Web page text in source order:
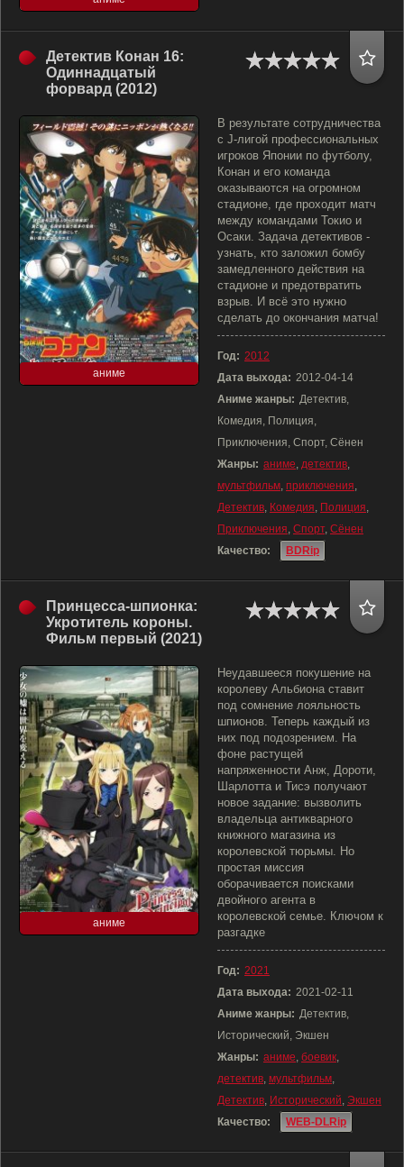
Детектив Конан 16:
Одиннадцатый
форвард (2012)
аниме
В результате сотрудничества
с J-лигой профессиональных
игроков Японии по футболу,
Конан и его команда
оказываются на огромном
стадионе, где проходит матч
между командами Токио и
Осаки. Задача детективов -
узнать, кто заложил бомбу
замедленного действия на
стадионе и предотвратить
взрыв. И всё это нужно
сделать до окончания матча!
Год: 2012
Дата выхода: 2012-04-14
Аниме жанры: Детектив,
Комедия, Полиция,
Приключения, Спорт, Сёнен
Жанры: аниме, детектив,
мультфильм, приключения,
Детектив, Комедия, Полиция,
Приключения, Спорт, Сёнен
Качество:
BDRip
Принцесса-шпионка:
Укротитель короны.
Фильм первый (2021)
аниме
Неудавшееся покушение на
королеву Альбиона ставит
под сомнение лояльность
шпионов. Теперь каждый из
них под подозрением. На
фоне растущей
напряженности Анж, Дороти,
Шарлотта и Тисэ получают
новое задание: вызволить
владельца антикварного
книжного магазина из
королевской тюрьмы. Но
простая миссия
оборачивается поисками
двойного агента в
королевской семье. Ключом к
разгадке
Год: 2021
Дата выхода: 2021-02-11
Аниме жанры: Детектив,
Исторический, Экшен
Жанры: аниме, боевик,
детектив, мультфильм,
Детектив, Исторический, Экшен
Качество:
WEB-DLRip